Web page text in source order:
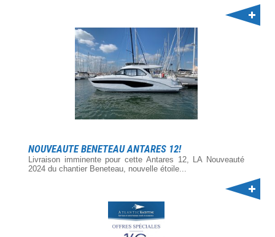
NOUVEAUTE BENETEAU ANTARES 12!
Livraison imminente pour cette Antares 12, LA Nouveauté
2024 du chantier Beneteau, nouvelle étoile...